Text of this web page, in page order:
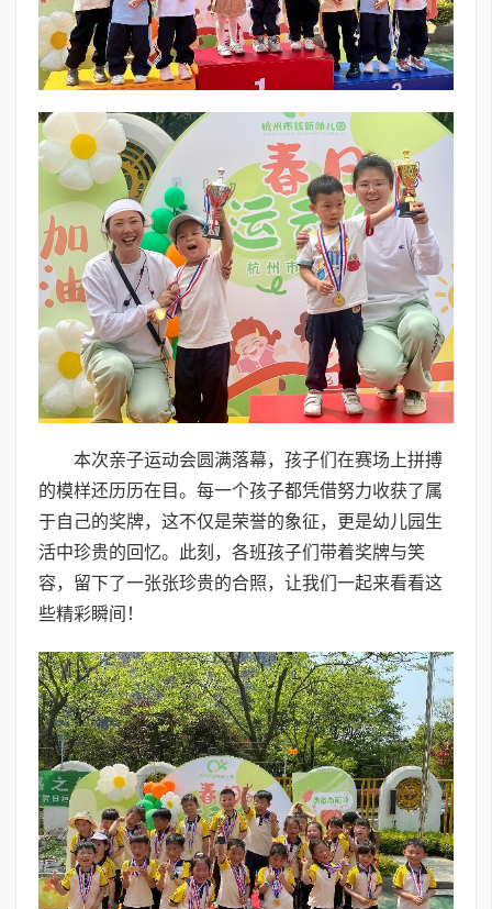
本次亲子运动会圆满落幕，孩子们在赛场上拼搏
的模样还历历在目。每一个孩子都凭借努力收获了属
于自己的奖牌，这不仅是荣誉的象征，更是幼儿园生
活中珍贵的回忆。此刻，各班孩子们带着奖牌与笑
容，留下了一张张珍贵的合照，让我们一起来看看这
些精彩瞬间！